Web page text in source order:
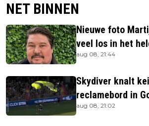
NET BINNEN
Nieuwe foto
veel los in het
aug 08, 21:44
Skydiver knalt
reclamebord in
stadion
aug 08, 21:02